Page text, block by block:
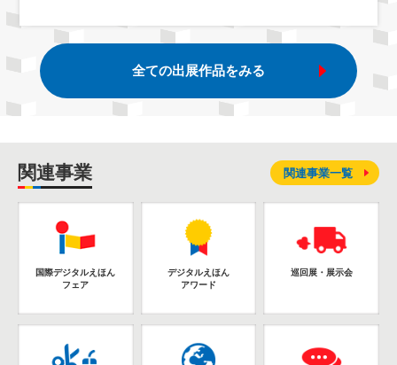
全ての出展作品をみる
関連事業
国際デジタルえほん
フェア
デジタルえほん
アワード
巡回展・展示会
関連事業一覧